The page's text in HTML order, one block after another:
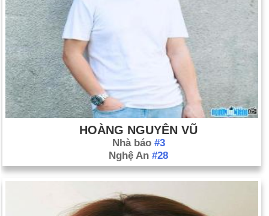
HOÀNG NGUYÊN VŨ
Nhà báo #3
Nghệ An #28